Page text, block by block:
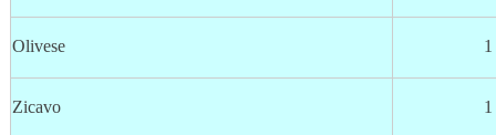
Olivese 1
Zicavo 1